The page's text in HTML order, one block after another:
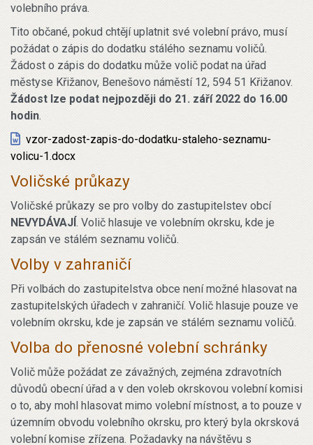
volebního práva.
Tito občané, pokud chtějí uplatnit své volební právo, musí
požádat o zápis do dodatku stálého seznamu voličů.
Žádost o zápis do dodatku může volič podat na úřad
městyse Křižanov, Benešovo náměstí 12, 594 51 Křižanov.
Žádost lze podat nejpozději do 21. září 2022 do 16.00
hodin.
vzor-zadost-zapis-do-dodatku-staleho-seznamu-
volicu-1.docx
Voličské průkazy
Voličské průkazy se pro volby do zastupitelstev obcí
NEVYDÁVAJÍ. Volič hlasuje ve volebním okrsku, kde je
zapsán ve stálém seznamu voličů.
Volby v zahraničí
Při volbách do zastupitelstva obce není možné hlasovat na
zastupitelských úřadech v zahraničí. Volič hlasuje pouze ve
volebním okrsku, kde je zapsán ve stálém seznamu voličů.
Volba do přenosné volební schránky
Volič může požádat ze závažných, zejména zdravotních
důvodů obecní úřad a v den voleb okrskovou volební komisi
o to, aby mohl hlasovat mimo volební místnost, a to pouze v
územním obvodu volebního okrsku, pro který byla okrsková
volební komise zřízena. Požadavky na návštěvu s